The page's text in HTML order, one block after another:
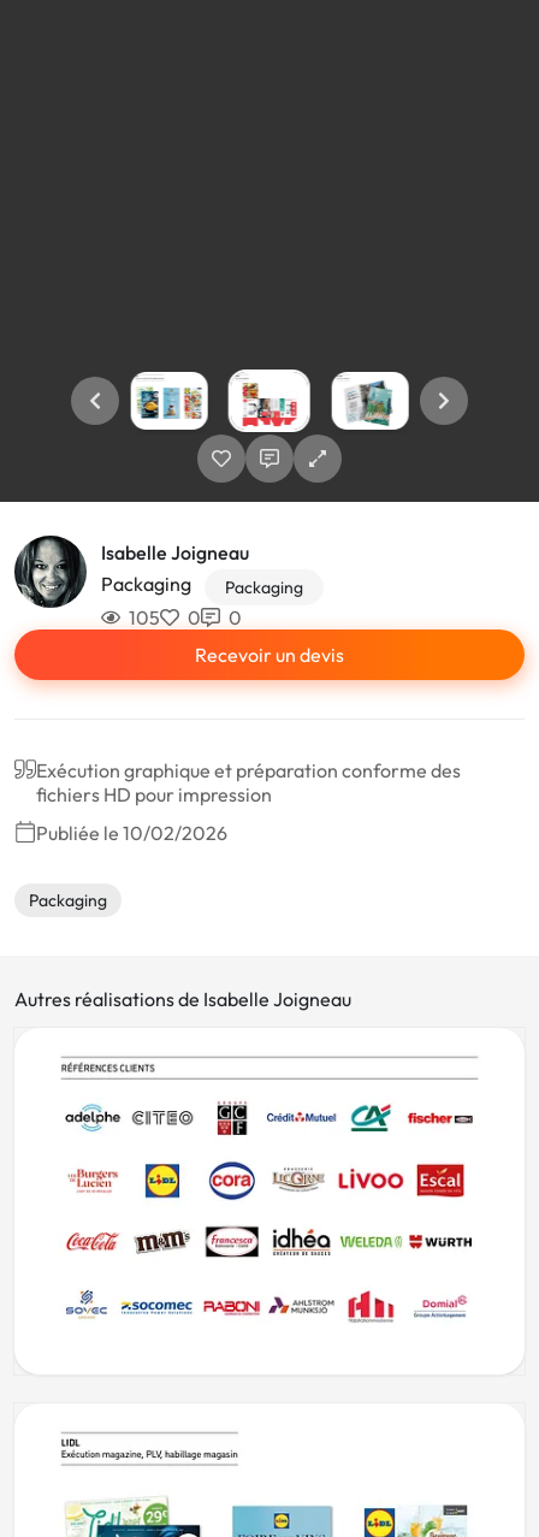
Isabelle Joigneau
Packaging
Packaging
105 0
0
Recevoir un devis
Exécution graphique et préparation conforme des
fichiers HD pour impression
Publiée le 10/02/2026
Packaging
Autres réalisations de Isabelle Joigneau